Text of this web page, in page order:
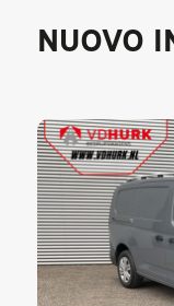
NUOVO